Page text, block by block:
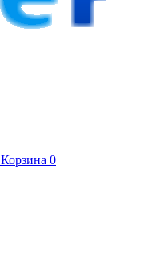
Корзина 0